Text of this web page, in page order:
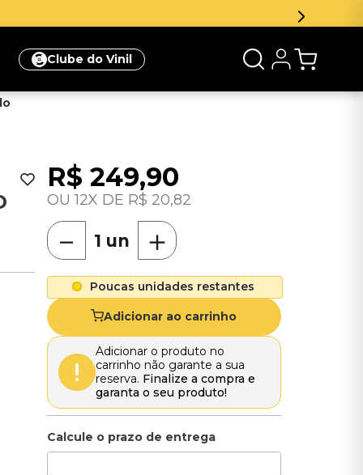
Clube do Vinil
R$ 249,90
12 R$ 20,82
＋
－
Poucas unidades restantes
Adicionar ao carrinho
Adicionar o produto no
carrinho não garante a sua
reserva. Finalize a compra e
garanta o seu produto!